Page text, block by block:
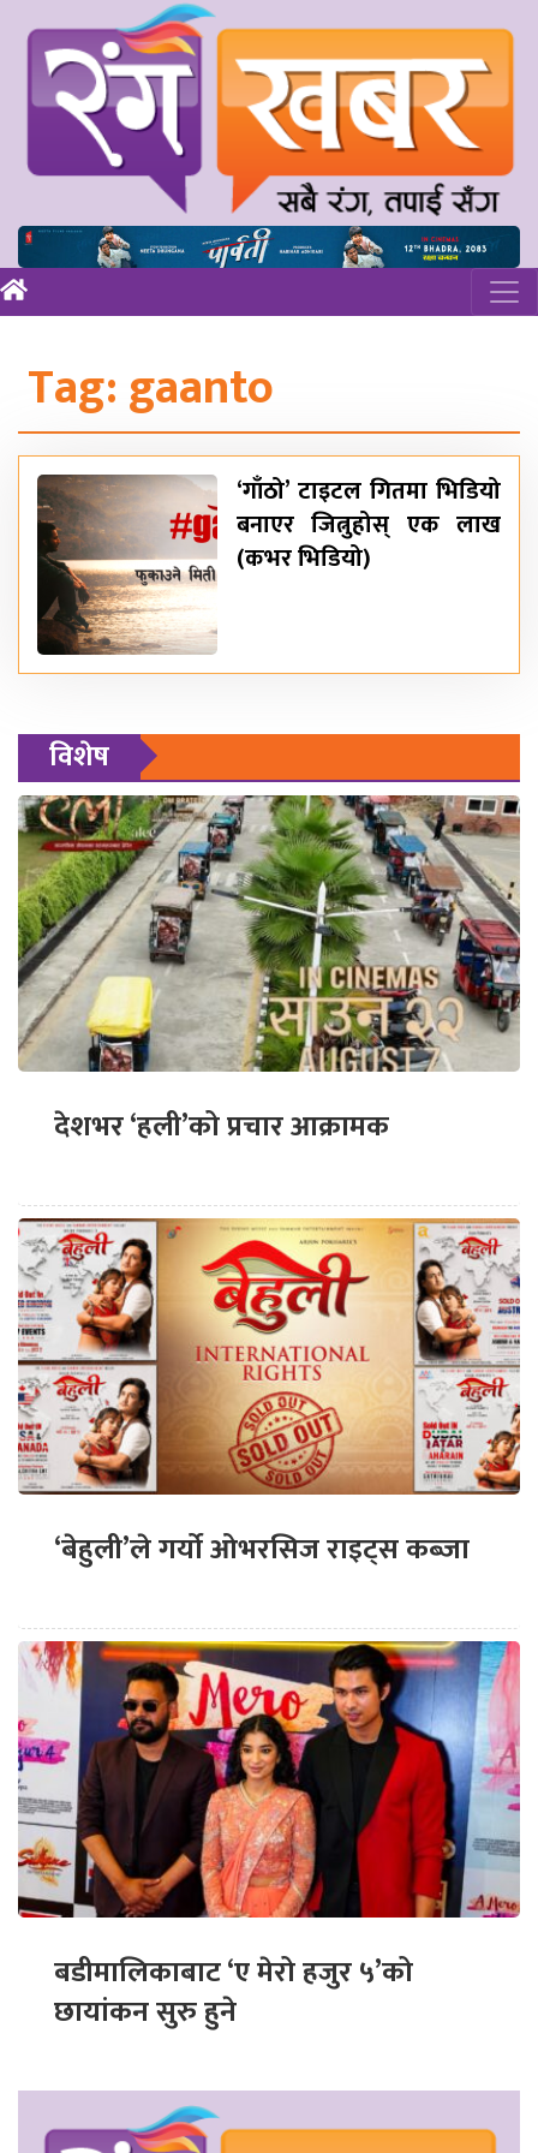
Tag:gaanto
‘गाँठो’ टाइटल गितमा भिडियो
बनाएर जित्नुहोस् एक लाख
(कभर भिडियो)
विशेष
देशभर ‘हली’को प्रचार आक्रामक
‘बेहुली’ले गर्यो ओभरसिज राइट्स कब्जा
बडीमालिकाबाट ‘ए मेरो हजुर ५’को
छायांकन सुरु हुने